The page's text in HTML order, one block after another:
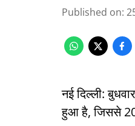
Published on:
नई दिल्ली:
हुआ है, जिससे